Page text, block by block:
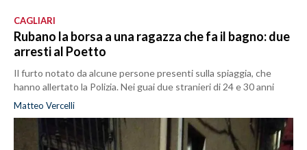
CAGLIARI
Rubano la borsa a una ragazza che fa il bagno: due
arresti al Poetto
Il furto notato da alcune persone presenti sulla spiaggia, che
hanno allertato la Polizia. Nei guai due stranieri di 24 e 30 anni
Matteo Vercelli